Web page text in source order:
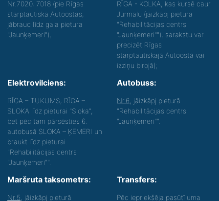
Nr.7020, 7018 (pie Rīgas
starptautiskā Autoostas,
jābrauc līdz gala pietura
"Jaunķemeri");
RĪGA - KOLKA, kas kursē caur
Jūrmalu (jāizkāpj pieturā
"Rehabilitācijas centrs
"Jaunķemeri""), sarakstu var
precizēt Rīgas
starptautiskajā Autoostā vai
izziņu birojā);
Elektrovilciens:
RĪGA – TUKUMS, RĪGA –
SLOKA līdz pieturai "Sloka",
bet pēc tam pārsēsties 6.
autobusā SLOKA – ĶEMERI un
braukt līdz pieturai
"Rehabilitācijas centrs
"Jaunķemeri"".
Autobuss:
Nr.6 , jāizkāpj pieturā
"Rehabilitācijas centrs
"Jaunķemeri"".
Maršruta taksometrs:
Nr.5 , jāizkāpj pieturā
Transfers:
Pēc iepriekšēja pasūtījuma